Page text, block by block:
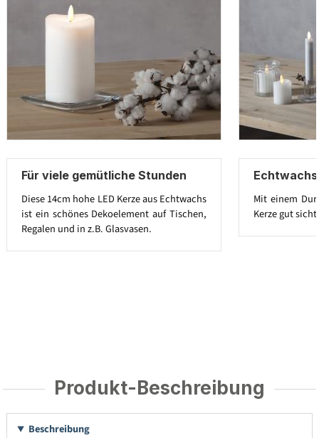
Für viele gemütliche Stunden
Diese 14cm hohe LED Kerze aus Echtwachs
ist ein schönes Dekoelement auf Tischen,
Regalen und in z.B. Glasvasen.
Mit einem
Kerze gut
Produkt-Beschreibung
Beschreibung